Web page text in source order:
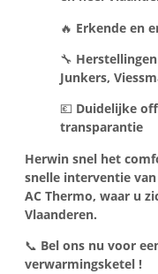
🔥 Erkende en
🔧
Junkers,
💶 Duidelijke
transparantie
Herwin snel het
snelle interventie
AC Thermo, waar u
Vlaanderen.
📞 Bel ons nu voor
verwarmingsketel !